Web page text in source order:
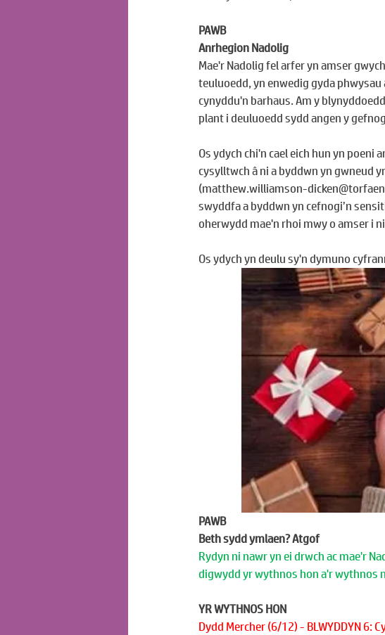
PAWB
Anrhegion Nadolig
Mae'r Nadolig fel arfer yn amser
teuluoedd, yn enwedig gyda
cynyddu'n barhaus. Am y
plant i deuluoedd sydd angen y
Os ydych chi'n cael eich hun yn poeni
cysylltwch â ni a byddwn yn gwneud
(matthew.williamson-
swyddfa a byddwn yn cefnogi’n
oherwydd mae'n rhoi mwy o amser i
Os ydych yn deulu sy'n dymuno
PAWB
Beth sydd ymlaen? Atgof
Rydyn ni nawr yn ei drwch ac mae'r
digwydd yr wythnos hon a'r wythnos
YR WYTHNOS HON
Dydd Mercher (6/12) - BLWYDDYN 6: